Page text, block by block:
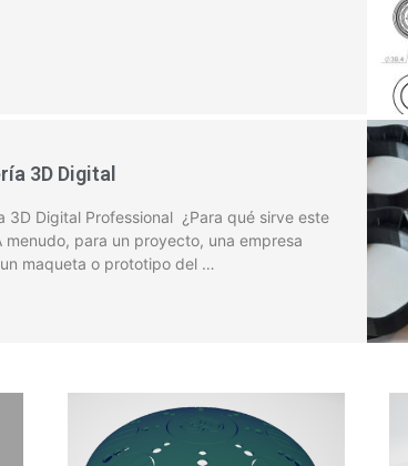
3D Digital
3D Digital Professional ¿Para qué sirve este
menudo, para un proyecto, una empresa
maqueta o prototipo del …
Modelado e impresión 3D